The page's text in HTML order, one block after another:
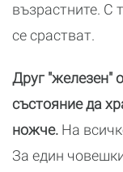
възрастните. С
се срастват.
Друг "железен"
състояние да
ножче. На
За един